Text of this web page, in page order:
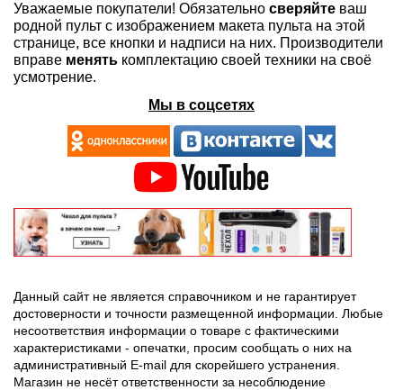
Уважаемые покупатели! Обязательно сверяйте ваш
родной пульт с изображением макета пульта на этой
странице, все кнопки и надписи на них. Производители
вправе менять комплектацию своей техники на своё
усмотрение.
Мы в соцсетях
Данный сайт не является справочником и не гарантирует
достоверности и точности размещенной информации. Любые
несоответствия информации о товаре с фактическими
характеристиками - опечатки, просим сообщать о них на
административный E-mail для скорейшего устранения.
Магазин не несёт ответственности за несоблюдение